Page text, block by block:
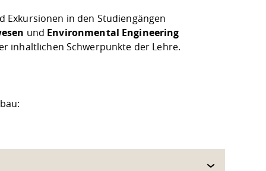
Exkursionen in den Studiengängen
und Environmental Engineering
inhaltlichen Schwerpunkte der Lehre.